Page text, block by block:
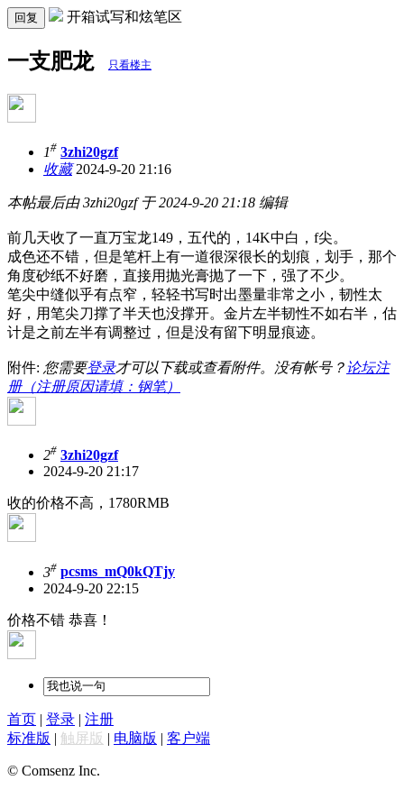
回复 开箱试写和炫笔区
一支肥龙 只看楼主
1# 3zhi20gzf
收藏2024-9-20 21:16
本帖最后由 3zhi20gzf 于 2024-9-20 21:18 编辑
前几天收了一直万宝龙149，五代的，14K中白，f尖。
成色还不错，但是笔杆上有一道很深很长的划痕，划手，那个
角度砂纸不好磨，直接用抛光膏抛了一下，强了不少。
笔尖中缝似乎有点窄，轻轻书写时出墨量非常之小，韧性太
好，用笔尖刀撑了半天也没撑开。金片左半韧性不如右半，估
计是之前左半有调整过，但是没有留下明显痕迹。
附件: 您需要登录才可以下载或查看附件。没有帐号？论坛注
册（注册原因请填：钢笔）
2# 3zhi20gzf
2024-9-20 21:17
收的价格不高，1780RMB
3# pcsms_mQ0kQTjy
2024-9-20 22:15
价格不错 恭喜！
首页 | 登录 | 注册
标准版 | 触屏版 | 电脑版 | 客户端
© Comsenz Inc.